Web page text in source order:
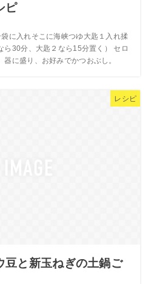
ピ
に入れそこに海峡つゆ大匙１入れ揉
ら30分、大匙２なら15分置く） セロ
器に盛り、お好みでかつおぶし。
レシピ
豆と新玉ねぎの土鍋ご